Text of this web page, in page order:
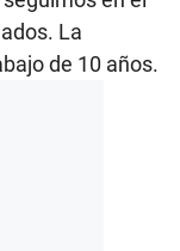
La
de 10 años.